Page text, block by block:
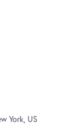
York, US